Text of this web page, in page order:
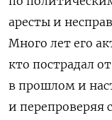
аресты и
Много лет его
кто пострадал
в прошлом и
и перепроверяя